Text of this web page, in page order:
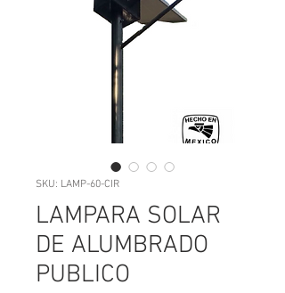
SKU: LAMP-60-CIR
LAMPARA SOLAR
DE ALUMBRADO
PUBLICO